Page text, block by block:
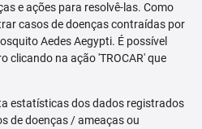
e ações para resolvê-las. Como
casos de doenças contraídas por
Aedes Aegypti. É possível
clicando na ação 'TROCAR' que
estatísticas dos dados registrados
de doenças / ameaças ou